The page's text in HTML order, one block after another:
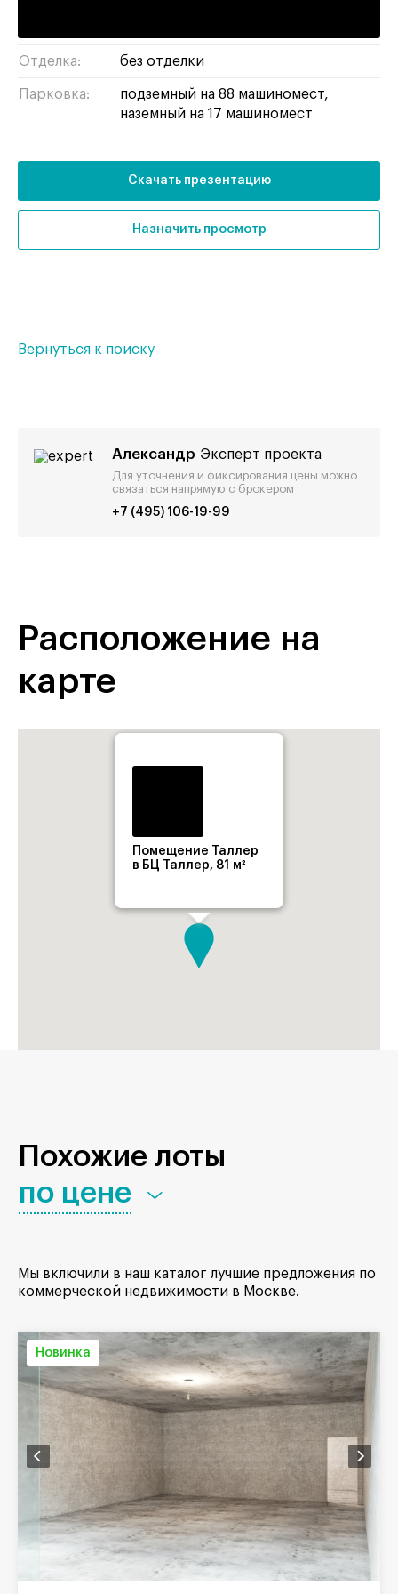
Отделка: без отделки
Парковка:
подземный на 88 машиномест,
наземный на 17 машиномест
Скачать презентацию
Назначить просмотр
Вернуться к поиску
Александр Эксперт проекта
Для уточнения и фиксирования цены можно
связаться напрямую с брокером
+7 (495) 106-19-99
Расположение на
карте
Помещение Таллер
в БЦ Таллер, 81 м²
Похожие лоты
по цене
Мы включили в наш каталог лучшие предложения по
коммерческой недвижимости в Москве.
Новинка